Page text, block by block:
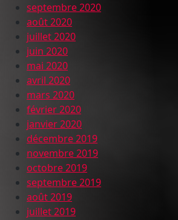
septembre 2020
août 2020
juillet 2020
juin 2020
mai 2020
avril 2020
mars 2020
février 2020
janvier 2020
décembre 2019
novembre 2019
octobre 2019
septembre 2019
août 2019
juillet 2019